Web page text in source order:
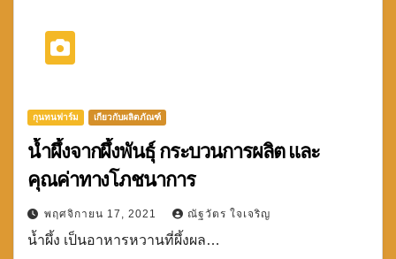
กุนทนฟาร์ม เกียวกับผลิตภัณฑ์
น้ำผึ้งจากผึ้งพันธุ์ กระบวนการผลิต และ
คุณค่าทางโภชนาการ
พฤศจิกายน 17, 2021 ณัฐวัตร ใจเจริญ
น้ำผึ้ง เป็นอาหารหวานที่ผึ้งผล…